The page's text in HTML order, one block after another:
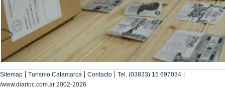
Sitemap | Turismo Catamarca | Contacto | Tel. (03833) 15 697034 |
/www.diarioc.com.ar 2002-2026